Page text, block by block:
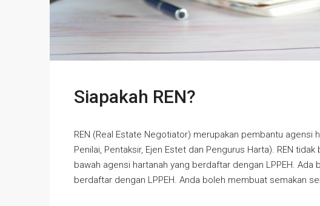
Siapakah REN?
REN (Real Estate Negotiator) merupakan pembantu agensi
Penilai, Pentaksir, Ejen Estet dan Pengurus Harta). REN
bawah agensi hartanah yang berdaftar dengan LPPEH. Ada
berdaftar dengan LPPEH. Anda boleh membuat semakan